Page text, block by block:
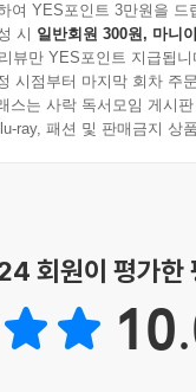
여 YES포인트 3만원을 드
시 일반회원 300원, 마니
뷰만 YES포인트 지급됩니
시점부터 마지막 회차 주
스는 사락 독서모임 게시
ray, 패션 및 판매금지 상
회원이 평가한